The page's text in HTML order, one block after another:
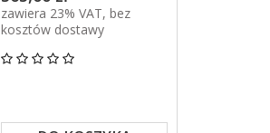
zawiera 23% VAT, bez
kosztów dostawy